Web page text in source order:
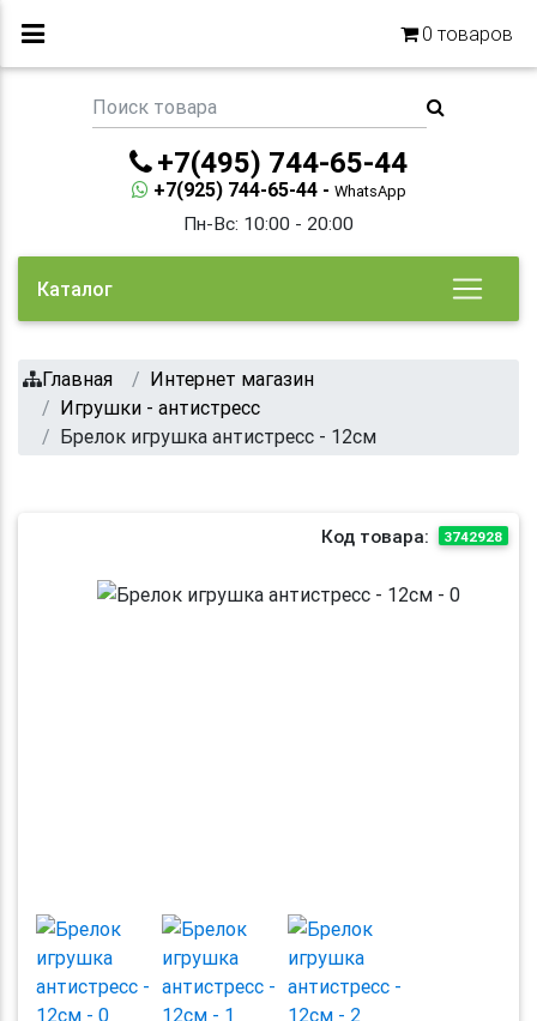
0 товаров
+7(495) 744-65-44
+7(925) 744-65-44 - WhatsApp
Пн-Вс: 10:00 - 20:00
Каталог
Главная
Интернет магазин
Игрушки - антистресс
Брелок игрушка антистресс - 12см
Код товара: 3742928